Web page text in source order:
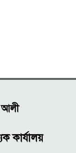
আলী
কার্যালয়